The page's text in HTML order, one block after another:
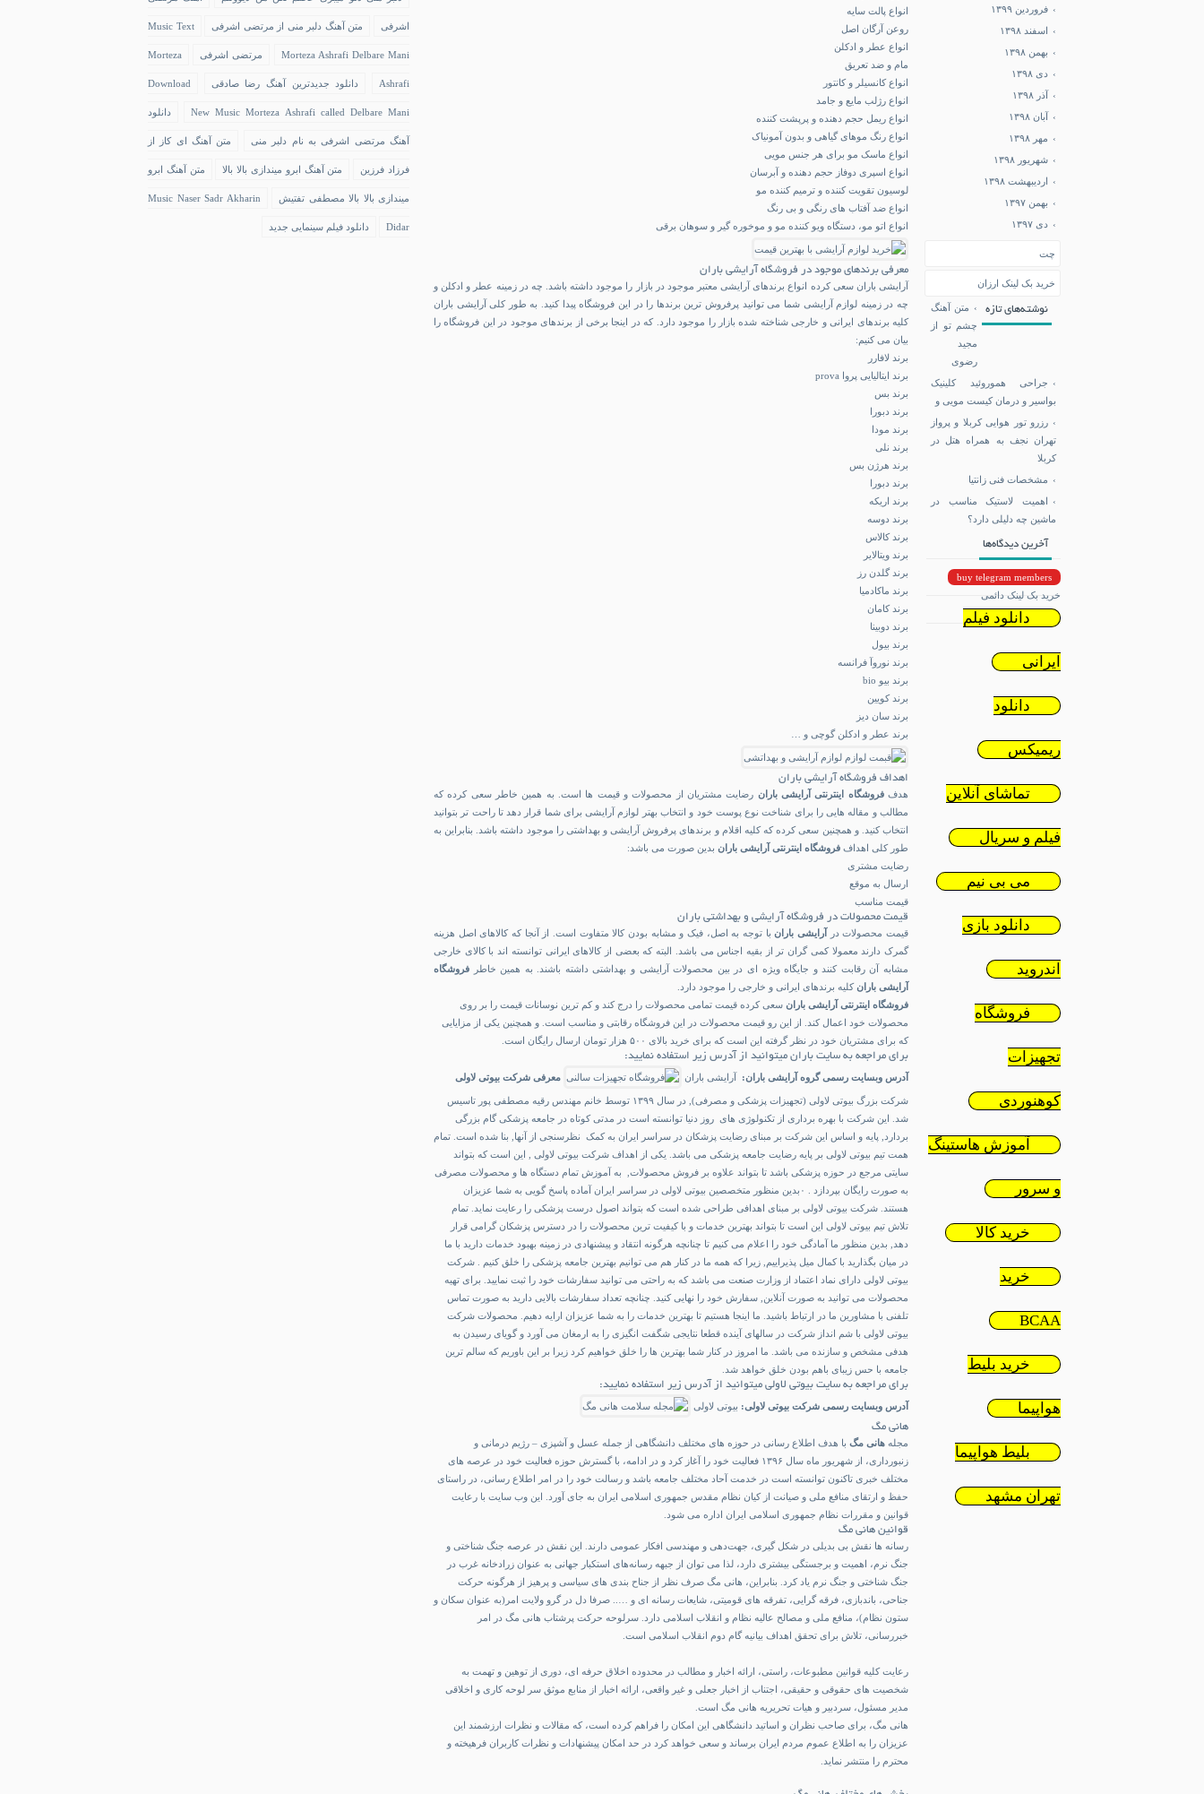
انواع پالت سایه
روعن آرگان اصل
انواع عطر و ادکلن
مام و ضد تعریق
انواع کانسیلر و کانتور
انواع رژلب مایع و جامد
انواع ریمل حجم دهنده و پرپشت کننده
انواع رنگ موهای گیاهی و بدون آمونیاک
انواع ماسک مو برای هر جنس مویی
انواع اسپری دوفاز حجم دهنده و آبرسان
لوسیون تقویت کننده و ترمیم کننده مو
انواع ضد آفتاب های رنگی و بی رنگ
انواع اتو مو، دستگاه ویو کننده مو و موخوره گیر و سوهان برقی
معرفی برندهای موجود در فروشگاه آرایشی باران
آرایشی باران سعی کرده انواع برندهای آرایشی معتبر موجود در بازار را موجود داشته باشد. چه در زمینه عطر و ادکلن و
چه در زمینه لوازم آرایشی شما می توانید پرفروش ترین برندها را در این فروشگاه پیدا کنید. به طور کلی آرایشی باران
کلیه برندهای ایرانی و خارجی شناخته شده بازار را موجود دارد. که در اینجا برخی از برندهای موجود در این فروشگاه را
بیان می کنیم:
برند لافارر
برند ایتالیایی پروا prova
برند بس
برند دبورا
برند مودا
برند نلی
برند هرژن بس
برند دبورا
برند اریکه
برند دوسه
برند کالاس
برند ویتالایر
برند گلدن رز
برند ماکادمیا
برند کامان
برند دوبینا
برند بیول
برند نوروآ فرانسه
برند بیو bio
برند کویین
برند سان دیز
برند عطر و ادکلن گوچی و …
اهداف فروشگاه آرایشی باران
هدففروشگاه اینترنتی آرایشی باران رضایت مشتریان از محصولات و قیمت ها است. به همین خاطر سعی کرده که
مطالب و مقاله هایی را برای شناخت نوع پوست خود و انتخاب بهتر لوازم آرایشی برای شما قرار دهد تا راحت تر بتوانید
انتخاب کنید. و همچنین سعی کرده که کلیه اقلام و برندهای پرفروش آرایشی و بهداشتی را موجود داشته باشد. بنابراین به
طور کلی اهداف فروشگاه اینترنتی آرایشی باران بدین صورت می باشد:
رضایت مشتری
ارسال به موقع
قیمت مناسب
قیمت محصولات در فروشگاه آرایشی و بهداشتی باران
قیمت محصولات در آرایشی بارانبا توجه به اصل، فیک و مشابه بودن کالا متفاوت است. از آنجا که کالاهای اصل هزینه
گمرک دارند معمولا کمی گران تر از بقیه اجناس می باشد. البته که بعضی از کالاهای ایرانی توانسته اند با کالای خارجی
مشابه آن رقابت کنند و جایگاه ویژه ای در بین محصولات آرایشی و بهداشتی داشته باشند. به همین خاطر فروشگاه
آرایشی بارانکلیه برندهای ایرانی و خارجی را موجود دارد.
فروشگاه اینترنتی آرایشی باران سعی کرده قیمت تمامی محصولات را درج کند و کم ترین نوسانات قیمت را بر روی
محصولات خود اعمال کند. از این رو قیمت محصولات در این فروشگاه رقابتی و مناسب است. و همچنین یکی از مزایایی
که برای مشتریان خود در نظر گرفته این است که برای خرید بالای ۵۰۰ هزار تومان ارسال رایگان است.
برای مراجعه به سایت باران میتوانید از آدرس زیر استفاده نمایید:
آدرس وبسایت رسمی گروه آرایشی باران: آرایشی باران معرفی شرکت بیوتی لاولی
شرکت بزرگ بیوتی لاولی (تجهیزات پزشکی و مصرفی), در سال ۱۳۹۹ توسط خانم مهندس رقیه مصطفی پور تاسیس
شد. این شرکت با بهره برداری از تکنولوژی های روز دنیا توانسته است در مدتی کوتاه در جامعه پزشکی گام بزرگی
بردارد, پایه و اساس این شرکت بر مبنای رضایت پزشکان در سراسر ایران به کمک نظرسنجی از آنها, بنا شده است. تمام
همت تیم بیوتی لاولی بر پایه رضایت جامعه پزشکی می باشد. یکی از اهداف شرکت بیوتی لاولی , این است که بتواند
سایتی مرجع در حوزه پزشکی باشد تا بتواند علاوه بر فروش محصولات, به آموزش تمام دستگاه ها و محصولات مصرفی
به صورت رایگان بپردازد . ۰بدین منظور متخصصین بیوتی لاولی در سراسر ایران آماده پاسخ گویی به شما عزیزان
هستند. شرکت بیوتی لاولی بر مبنای اهدافی طراحی شده است که بتواند اصول درست پزشکی را رعایت نماید. تمام
تلاش تیم بیوتی لاولی این است تا بتواند بهترین خدمات و با کیفیت ترین محصولات را در دسترس پزشکان گرامی قرار
دهد, بدین منظور ما آمادگی خود را اعلام می کنیم تا چنانچه هرگونه انتقاد و پیشنهادی در زمینه بهبود خدمات دارید با ما
در میان بگذارید با کمال میل پذیراییم, زیرا که همه ما در کنار هم می توانیم بهترین جامعه پزشکی را خلق کنیم . شرکت
بیوتی لاولی دارای نماد اعتماد از وزارت صنعت می باشد که به راحتی می توانید سفارشات خود را ثبت نمایید. برای تهیه
محصولات می توانید به صورت آنلاین, سفارش خود را نهایی کنید. چنانچه تعداد سفارشات بالایی دارید به صورت تماس
تلفنی با مشاورین ما در ارتباط باشید. ما اینجا هستیم تا بهترین خدمات را به شما عزیزان ارایه دهیم. محصولات شرکت
بیوتی لاولی با شم انداز شرکت در سالهای آینده قطعا نتایجی شگفت انگیزی را به ارمغان می آورد و گویای رسیدن به
هدفی مشخص و سازنده می باشد. ما امروز در کنار شما بهترین ها را خلق خواهیم کرد زیرا بر این باوریم که سالم ترین
جامعه با حس زیبای باهم بودن خلق خواهد شد.
برای مراجعه به سایت بیوتی لاولی میتوانید از آدرس زیر استفاده نمایید:
آدرس وبسایت رسمی شرکت بیوتی لاولی: بیوتی لاولی
هانی مگ
مجله هانی مگ با هدف اطلاع رسانی در حوزه های مختلف دانشگاهی از جمله عسل و آشپزی – رژیم درمانی و
زنبورداری، از شهریور ماه سال ۱۳۹۶ فعالیت خود را آغاز کرد و در ادامه، با گسترش حوزه فعالیت خود در عرصه های
مختلف خبری تاکنون توانسته است در خدمت آحاد مختلف جامعه باشد و رسالت خود را در امر اطلاع رسانی، در راستای
حفظ و ارتقای منافع ملی و صیانت از کیان نظام مقدس جمهوری اسلامی ایران به جای آورد. این وب سایت با رعایت
قوانین و مقررات نظام جمهوری اسلامی ایران اداره می شود.
قوانین هانی مگ
رسانه ها نقش بی بدیلی در شکل گیری، جهت‌دهی و مهندسی افکار عمومی دارند. این نقش در عرصه جنگ شناختی و
جنگ نرم، اهمیت و برجستگی بیشتری دارد، لذا می توان از جبهه رسانه‌های استکبار جهانی به عنوان زرادخانه غرب در
جنگ شناختی و جنگ نرم یاد کرد. بنابراین، هانی مگ صرف نظر از جناح بندی های سیاسی و پرهیز از هرگونه حرکت
جناحی، باندبازی، فرقه گرایی، تفرقه های قومیتی، شایعات رسانه ای و ….. صرفا دل در گرو ولایت امر(به عنوان سکان و
ستون نظام)، منافع ملی و مصالح عالیه نظام و انقلاب اسلامی دارد. سرلوحه حرکت پرشتاب هانی مگ در امر
خبررسانی، تلاش برای تحقق اهداف بیانیه گام دوم انقلاب اسلامی است.
رعایت کلیه قوانین مطبوعات، راستی، ارائه اخبار و مطالب در محدوده اخلاق حرفه ای، دوری از توهین و تهمت به
شخصیت های حقوقی و حقیقی، اجتناب از اخبار جعلی و غیر واقعی، ارائه اخبار از منابع موثق سر لوحه کاری و اخلاقی
مدیر مسئول، سردبیر و هیات تحریریه هانی مگ است.
هانی مگ، برای صاحب نظران و اساتید دانشگاهی این امکان را فراهم کرده است، که مقالات و نظرات ارزشمند این
عزیزان را به اطلاع عموم مردم ایران برساند و سعی خواهد کرد در حد امکان پیشنهادات و نظرات کاربران فرهیخته و
محترم را منتشر نماید.
فروردین ۱۳۹۹
اسفند ۱۳۹۸
بهمن ۱۳۹۸
دی ۱۳۹۸
آذر ۱۳۹۸
آبان ۱۳۹۸
مهر ۱۳۹۸
شهریور ۱۳۹۸
اردیبهشت ۱۳۹۸
بهمن ۱۳۹۷
دی ۱۳۹۷
چت
خرید بک لینک ارزان
نوشته‌های تازه
متن آهنگ
چشم تو از
مجید
رضوی
جراحی هموروئید کلینیک
بواسیر و درمان کیست مویی و
رزرو تور هوایی کربلا و پرواز
تهران نجف به همراه هتل در
کربلا
مشخصات فنی زانتیا
اهمیت لاستیک مناسب در
ماشین چه دلیلی دارد؟
آخرین دیدگاه‌ها
buy telegram members
خرید بک لینک دائمی
دانلود فیلم
ایرانی
دانلود
ریمیکس
تماشای آنلاین
فیلم و سریال
می بی نیم
دانلود بازی
اندروید
فروشگاه
تجهیزات
کوهنوردی
آموزش هاستینگ
و سرور
خرید کالا
خرید
BCAA
خرید بلیط
هواپیما
بلیط هواپیما
تهران مشهد
اشرفی متن آهنگ دلبر منی از مرتضی اشرفی Music Text
Morteza Ashrafi Delbare Mani مرتضی اشرفی Morteza
Ashrafi دانلود جدیدترین آهنگ رضا صادقی Download
New Music Morteza Ashrafi called Delbare Mani دانلود
آهنگ مرتضی اشرفی به نام دلبر منی متن آهنگ ای کاز از
فرزاد فرزین متن آهنگ ابرو میندازی بالا بالا متن آهنگ ابرو
میندازی بالا بالا مصطفی تفتیش Music Naser Sadr Akharin
Didar دانلود فیلم سینمایی جدید